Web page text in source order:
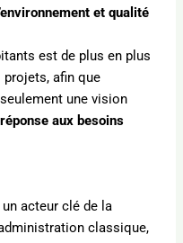
et qualité
est de plus en plus
afin que
une vision
réponse aux besoins
acteur clé de la
classique,